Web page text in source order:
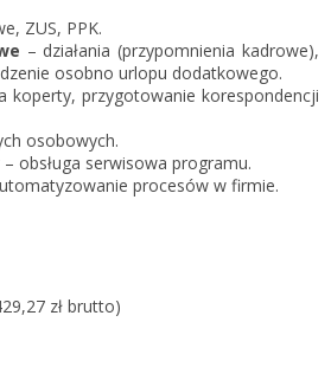
ZUS, PPK.
– działania (przypomnienia kadrowe) ,
osobno urlopu dodatkowego.
koperty, przygotowanie korespondencji
osobowych.
– obsługa serwisowa programu.
procesów w firmie.
zł brutto)